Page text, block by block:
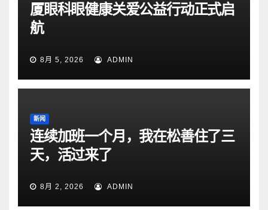
厦眼科眼健康关爱公益行动正式启
航
8月 5, 2026 ADMIN
新闻
连续加班一个月，我在松善住了三
天，活过来了
8月 2, 2026 ADMIN